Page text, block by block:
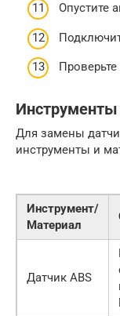
Опустите
Проверьте
Для замены
инструменты и
Инструмент/
Материал
Датчик ABS